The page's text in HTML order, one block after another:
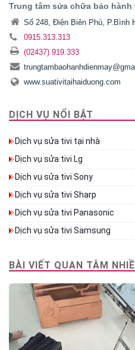
Trung tâm sửa chữa bảo
Số 248, Điện Biên Phủ, P.Bình
0915.313.313
(02437) 919.333
www.suativitaihaiduong.com
DỊCH VỤ NỔI BẬT
Dịch vụ sửa tivi tại nhà
Dịch vụ sửa tivi Lg
Dịch vụ sửa tivi Sony
Dịch vụ sửa tivi Sharp
Dịch vụ sửa tivi Panasonic
Dịch vụ sửa tivi Samsung
BÀI VIẾT QUAN TÂM